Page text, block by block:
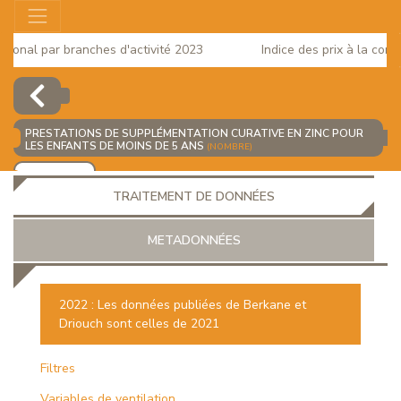
par branches d'activité 2023 Indice des prix à la
PRESTATIONS DE SUPPLÉMENTATION CURATIVE EN ZINC POUR
LES ENFANTS DE MOINS DE 5 ANS (NOMBRE)
AJOUTER
TRAITEMENT DE DONNÉES
METADONNÉES
2022 : Les données publiées de Berkane et
Driouch sont celles de 2021
Filtres